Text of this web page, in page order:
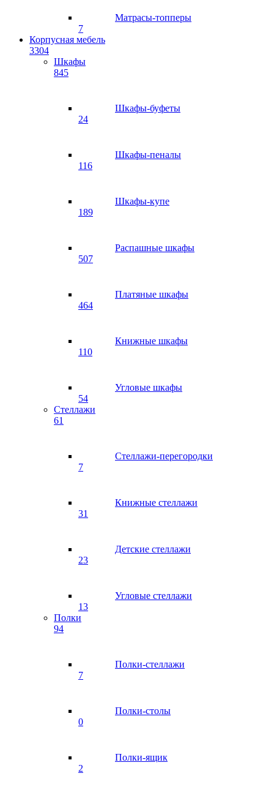
Матрасы-топперы
7
Корпусная мебель
3304
Шкафы
845
Шкафы-буфеты
24
Шкафы-пеналы
116
Шкафы-купе
189
Распашные шкафы
507
Платяные шкафы
464
Книжные шкафы
110
Угловые шкафы
54
Стеллажи
61
Стеллажи-перегородки
7
Книжные стеллажи
31
Детские стеллажи
23
Угловые стеллажи
13
Полки
94
Полки-стеллажи
7
Полки-столы
0
Полки-ящик
2